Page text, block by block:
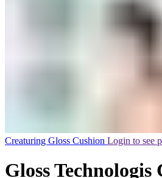
Creaturing Gloss Cushion Login to see
Gloss Technologis